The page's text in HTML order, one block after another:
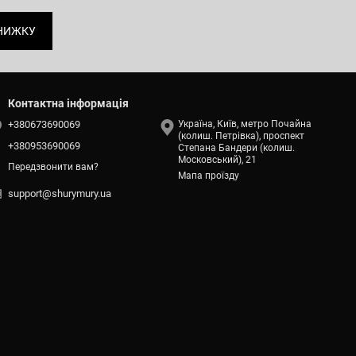
Контактна інформація
+380673690069
+380953690069
Передзвонити вам?
support@shurymury.ua
Україна, Київ, метро Почайна
(колиш. Петрівка), проспект
Степана Бандери (колиш.
Московський), 21
Мапа проїзду